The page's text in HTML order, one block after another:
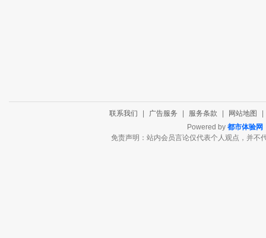
联系我们 广告服务 服务条款 网站地图
Powered by 都市体验网
免责声明：站内会员言论仅代表个人观点，并不